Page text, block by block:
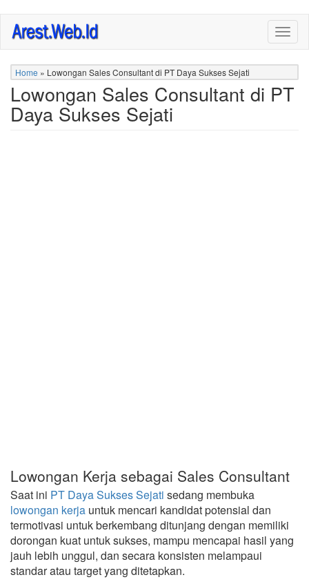
Skip
main
content
Home » Lowongan Sales Consultant di PT Daya Sukses Sejati
Lowongan Sales Consultant di PT
Daya Sukses Sejati
Lowongan Kerja sebagai Sales Consultant
Saat ini PT Daya Sukses Sejati sedang membuka
lowongan kerja untuk mencari kandidat potensial dan
termotivasi untuk berkembang ditunjang dengan memiliki
dorongan kuat untuk sukses, mampu mencapai hasil yang
jauh lebih unggul, dan secara konsisten melampaui
standar atau target yang ditetapkan.